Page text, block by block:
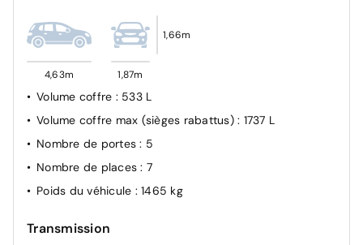
Avertisseur de franchissement de ligne
Détecteur d'angles morts
Airbag frontal conducteur et passager
Système de fixation ISOFIX
Détection d'endormismement
Condamnation des portes électriques
4,63m 1,87m
1,66m
Volume coffre : 533 L
Volume coffre max (sièges rabattus) : 1737 L
Nombre de portes: 5
Nombre de places: 7
Poids du véhicule : 1465 kg
Transmission